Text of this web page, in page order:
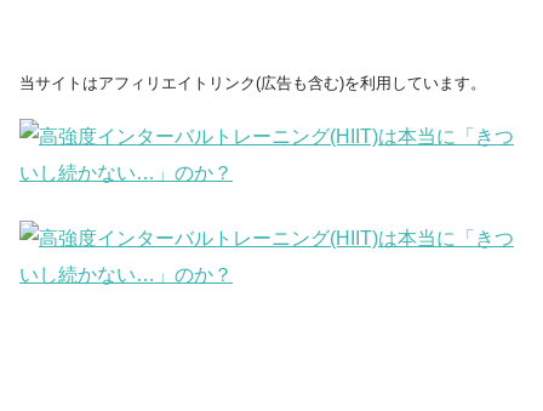
当サイトはアフィリエイトリンク(広告も含む)を利用しています。